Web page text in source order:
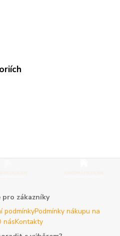
pro zákazníky
podmínkyPodmínky nákupu na
násKontakty